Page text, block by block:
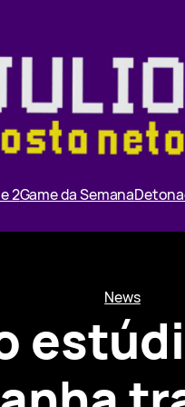
2Game da Semana
News